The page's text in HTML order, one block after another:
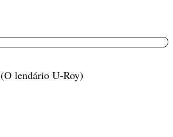
(O lendário U-Roy)